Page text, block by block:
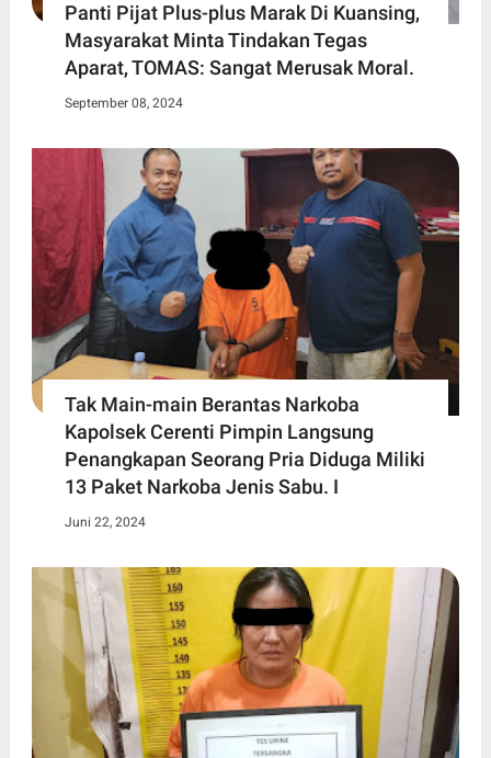
Panti Pijat Plus-plus Marak Di Kuansing,
Masyarakat Minta Tindakan Tegas
Aparat, TOMAS: Sangat Merusak Moral.
September 08, 2024
Tak Main-main Berantas Narkoba
Kapolsek Cerenti Pimpin Langsung
Penangkapan Seorang Pria Diduga Miliki
13 Paket Narkoba Jenis Sabu. I
Juni 22, 2024